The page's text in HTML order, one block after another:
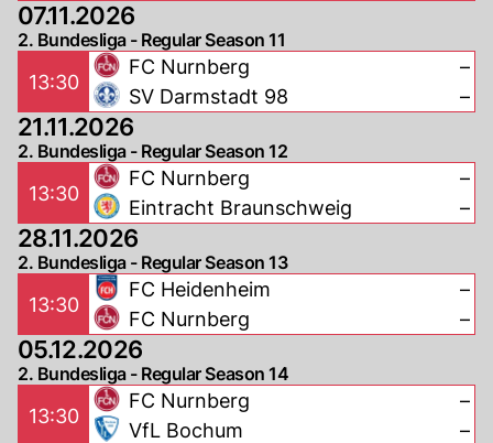
07.11.2026
2. Bundesliga - Regular Season 11
13:30
FC Nurnberg
SV Darmstadt 98
–
–
21.11.2026
2. Bundesliga - Regular Season 12
13:30
FC Nurnberg
Eintracht Braunschweig
–
–
28.11.2026
2. Bundesliga - Regular Season 13
13:30
FC Heidenheim
FC Nurnberg
–
–
05.12.2026
2. Bundesliga - Regular Season 14
13:30
FC Nurnberg
VfL Bochum
–
–